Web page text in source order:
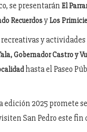
se presentarán El
Recuerdosy Los
y
Gobernador Castro y
hasta el Paseo
edición 2025 promete
San Pedro este fin